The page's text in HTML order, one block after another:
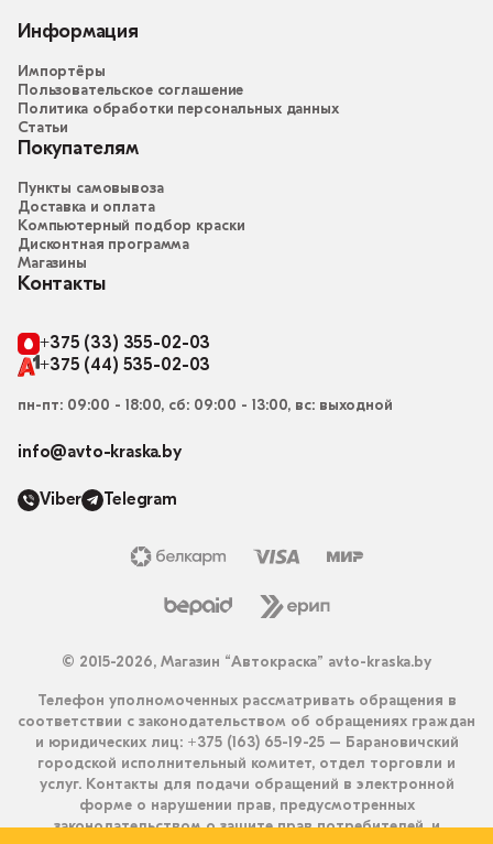
Информация
Импортёры
Пользовательское соглашение
Политика обработки персональных данных
Статьи
Покупателям
Пункты самовывоза
Доставка и оплата
Компьютерный подбор краски
Дисконтная программа
Магазины
Контакты
+375 (33) 355-02-03
+375 (44) 535-02-03
пн-пт: 09:00 - 18:00, сб: 09:00 - 13:00, вс: выходной
info@avto-kraska.by
Viber Telegram
© 2015-2026, Магазин “Автокраска” avto-kraska.by
Телефон уполномоченных рассматривать обращения в
соответствии с законодательством об обращениях граждан
и юридических лиц: +375 (163) 65-19-25 – Барановичский
городской исполнительный комитет, отдел торговли и
услуг. Контакты для подачи обращений в электронной
форме о нарушении прав, предусмотренных
законодательством о защите прав потребителей, и